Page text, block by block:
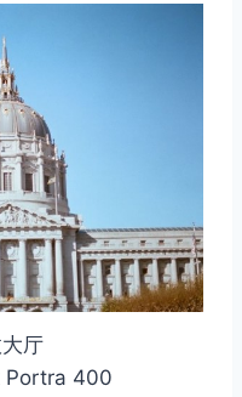
厅
Portra 400